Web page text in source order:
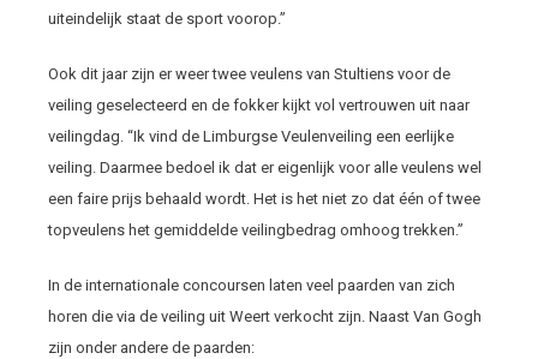
uiteindelijk staat de sport voorop.”
Ook dit jaar zijn er weer twee veulens van Stultiens voor de
veiling geselecteerd en de fokker kijkt vol vertrouwen uit naar
veilingdag. “Ik vind de Limburgse Veulenveiling een eerlijke
veiling. Daarmee bedoel ik dat er eigenlijk voor alle veulens wel
een faire prijs behaald wordt. Het is het niet zo dat één of twee
topveulens het gemiddelde veilingbedrag omhoog trekken.”
In de internationale concoursen laten veel paarden van zich
horen die via de veiling uit Weert verkocht zijn. Naast Van Gogh
zijn onder andere de paarden: